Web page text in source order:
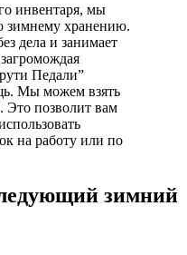
инвентаря, мы
зимнему хранению.
дела и занимает
Педали”
Мы можем взять
Это позволит вам
на работу или по
зимний